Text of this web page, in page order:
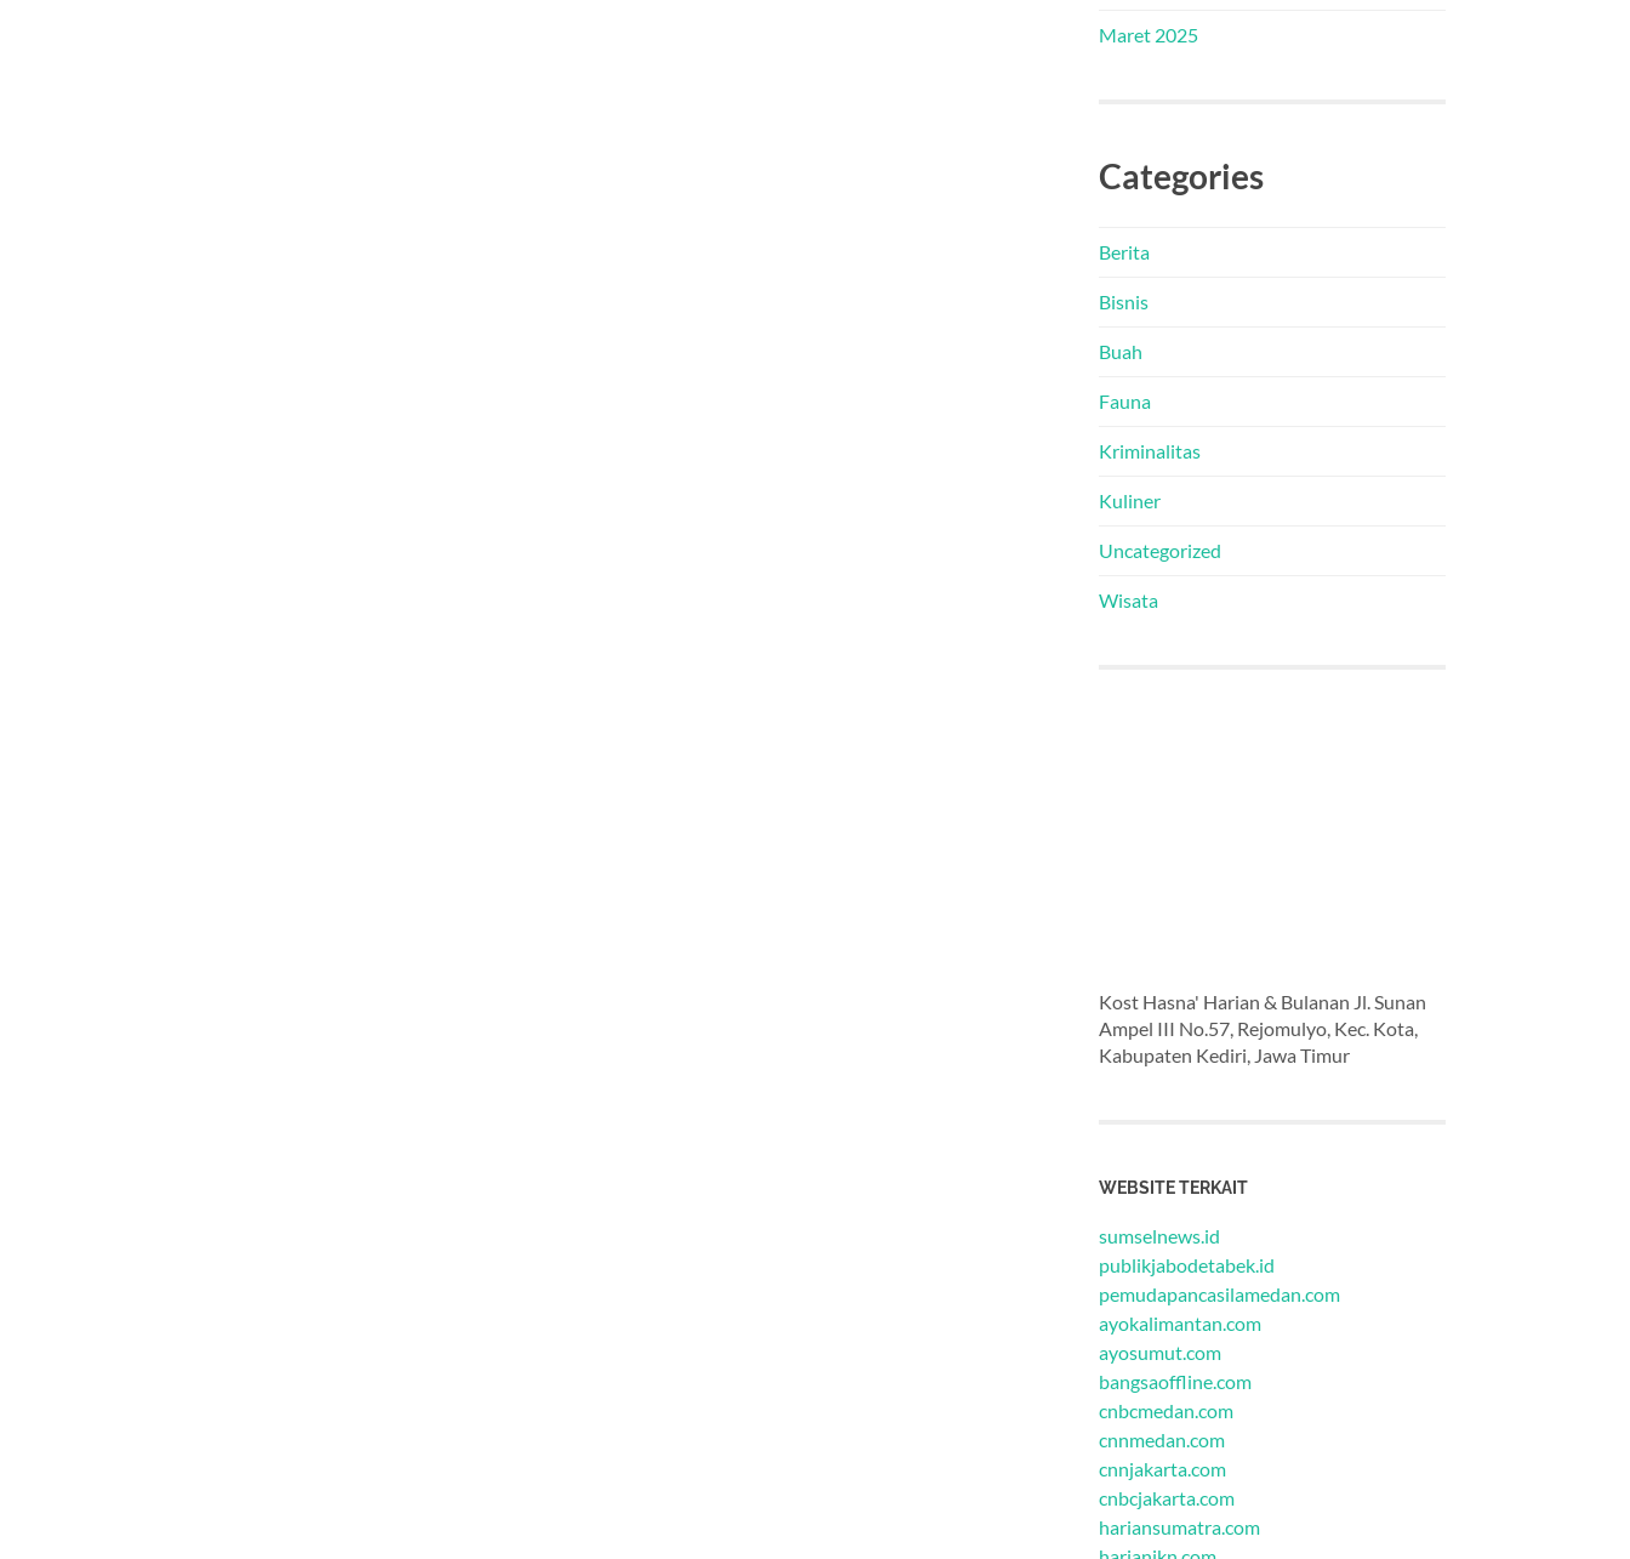
Maret 2025
Categories
Berita
Bisnis
Buah
Fauna
Kriminalitas
Kuliner
Uncategorized
Wisata
Kost Hasna' Harian & Bulanan Jl. Sunan
Ampel III No.57, Rejomulyo, Kec. Kota,
Kabupaten Kediri, Jawa Timur
WEBSITE TERKAIT
sumselnews.id
publikjabodetabek.id
pemudapancasilamedan.com
ayokalimantan.com
ayosumut.com
bangsaoffline.com
cnbcmedan.com
cnnmedan.com
cnnjakarta.com
cnbcjakarta.com
hariansumatra.com